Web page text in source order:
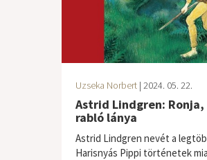
Uzseka Norbert | 2024. 05. 22.
Astrid Lindgren: Ronja,
rabló lánya
Astrid Lindgren nevét a
Harisnyás Pippi történetek